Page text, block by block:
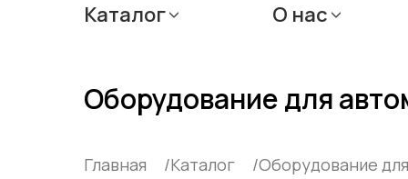
Каталог О нас
Оборудование для
Главная Каталог Оборудование